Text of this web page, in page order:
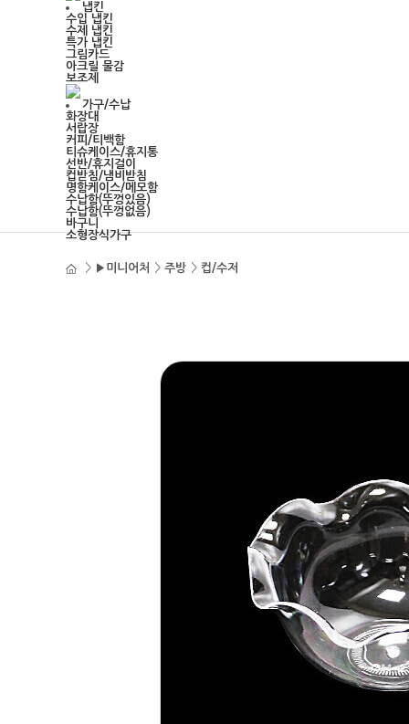
냅킨
수입 냅킨
수제 냅킨
특가 냅킨
그림카드
아크릴 물감
보조제
가구/수납
화장대
서랍장
커피/티백함
티슈케이스/휴지통
선반/휴지걸이
컵받침/냄비받침
명함케이스/메모함
수납함(뚜껑있음)
수납함(뚜껑없음)
바구니
소형장식가구
> ▶미니어처 > 주방 > 컵/수저